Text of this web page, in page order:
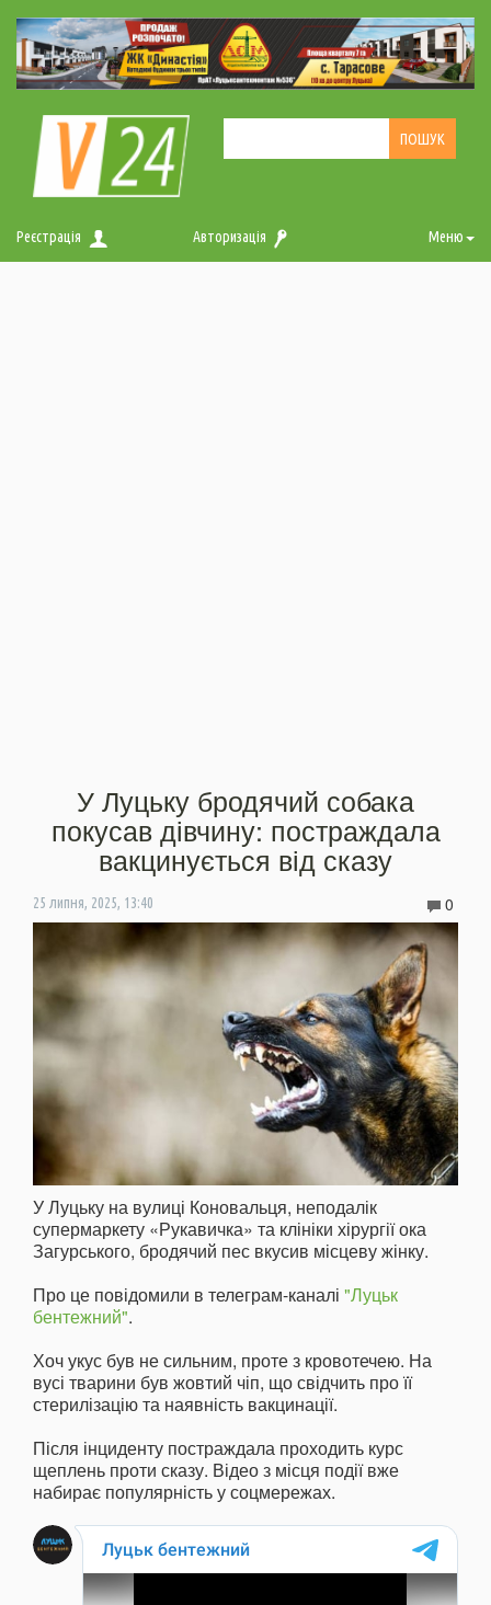
Реєстрація Авторизація Меню
У Луцьку бродячий собака
покусав дівчину: постраждала
вакцинується від сказу
25 липня, 2025, 13:40 0
У Луцьку на вулиці Коновальця, неподалік
супермаркету «Рукавичка» та клініки хірургії ока
Загурського, бродячий пес вкусив місцеву жінку.
Про це повідомили в телеграм-каналі "Луцьк
бентежний".
Хоч укус був не сильним, проте з кровотечею. На
вусі тварини був жовтий чіп, що свідчить про її
стерилізацію та наявність вакцинації.
Після інциденту постраждала проходить курс
щеплень проти сказу. Відео з місця події вже
набирає популярність у соцмережах.